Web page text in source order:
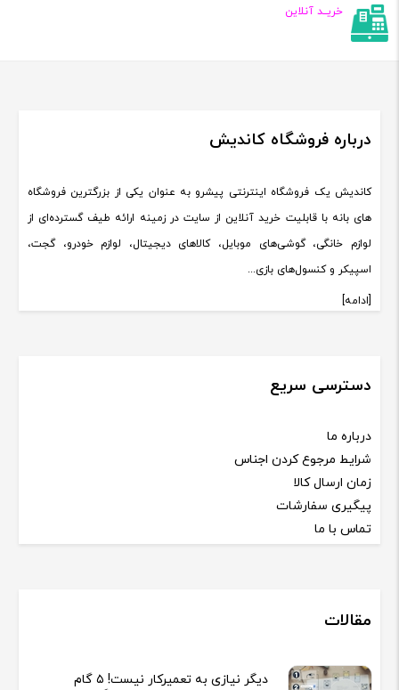
خریــد آنلاین
درباره فروشگاه کاندیش
کاندیش یک فروشگاه اینترنتی پیشرو به عنوان یکی از بزرگترین فروشگاه
های بانه با قابلیت خرید آنلاین از سایت در زمینه ارائه طیف گسترده‌ای از
لوازم خانگی، گوشی‌های موبایل، کالاهای دیجیتال، لوازم خودرو، گجت،
اسپیکر و کنسول‌های بازی...
[ادامه]
دسترسی سریع
درباره ما
شرایط مرجوع کردن اجناس
زمان ارسال کالا
پیگیری سفارشات
تماس با ما
مقالات
دیگر نیازی به تعمیرکار نیست! ۵ گام